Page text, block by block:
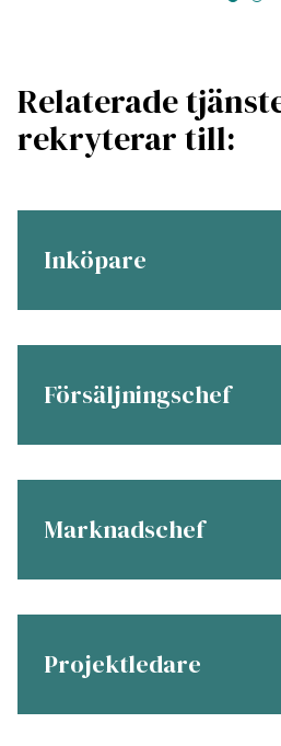
Relaterade
rekryterar till:
Inköpare
Försäljningschef
Marknadschef
Projektledare